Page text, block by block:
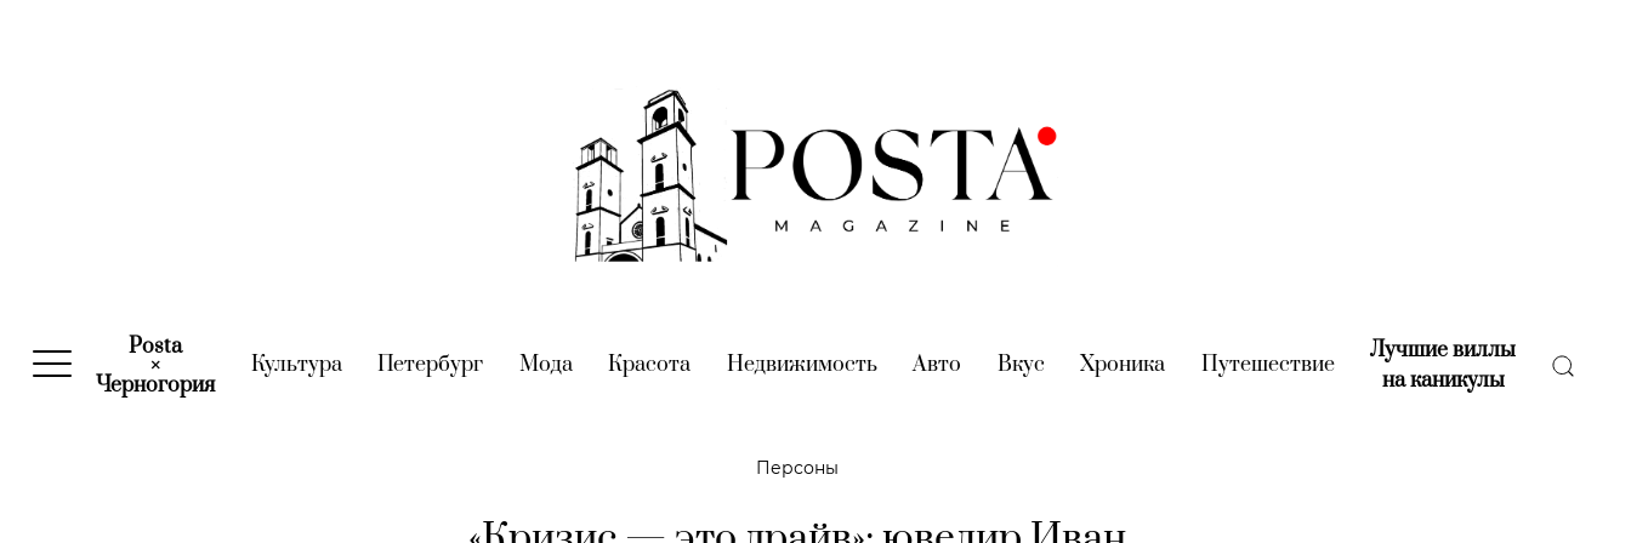
Posta
×
Черногория(current)
Культура(current)
Петербург (current)
Мода(current)
Красота (current)
Недвижимость(current)
Авто (current)
Вкус (current)
Хроника (current)
Путешествие(current)
Лучшие виллы
на каникулы(current)
Персоны